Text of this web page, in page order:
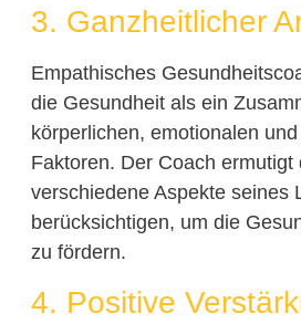
3. Ganzheitlicher
Empathisches
die Gesundheit als ein
körperlichen, emotionalen
Faktoren. Der Coach ermutigt
verschiedene Aspekte seines
berücksichtigen, um die
zu fördern.
4. Positive